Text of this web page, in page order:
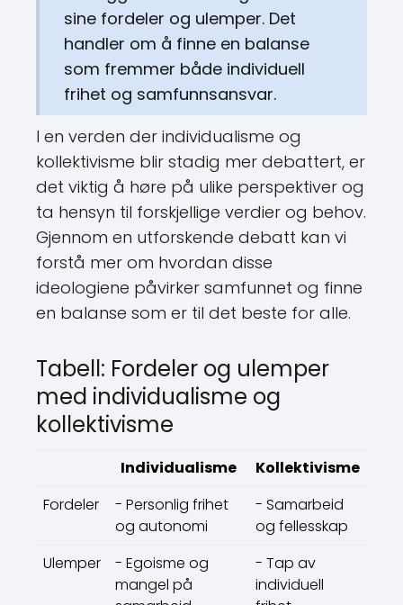
sine fordeler og ulemper. Det
handler om å finne en balanse
som fremmer både individuell
frihet og samfunnsansvar.
I en verden der individualisme og
kollektivisme blir stadig mer debattert, er
det viktig å høre på ulike perspektiver og
ta hensyn til forskjellige verdier og behov.
Gjennom en utforskende debatt kan vi
forstå mer om hvordan disse
ideologiene påvirker samfunnet og finne
en balanse som er til det beste for alle.
Tabell: Fordeler og ulemper
med individualisme og
kollektivisme
Individualisme
Kollektivisme
Fordeler
- Personlig frihet
og autonomi
- Samarbeid
og fellesskap
Ulemper
- Egoisme og
mangel på
- Tap av
individuell